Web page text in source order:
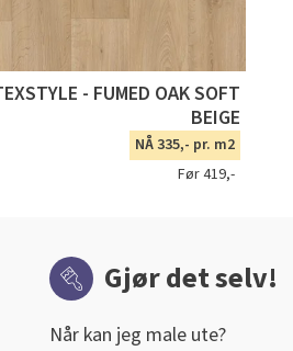
- FUMED OAK SOFT
BEIGE
NÅ 335,- pr. m2
Før 419,-
Gjør det selv!
Når kan jeg male ute?